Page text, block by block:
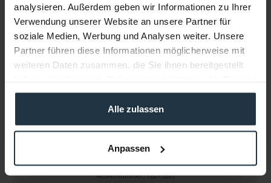
analysieren. Außerdem geben wir Informationen zu Ihrer
Verwendung unserer Website an unsere Partner für
soziale Medien, Werbung und Analysen weiter. Unsere
Partner führen diese Informationen möglicherweise mit
weiteren Daten zusammen, die Sie ihnen bereitgestellt
gesammelt haben.
Alle zulassen
Anpassen
Weitere Artikel von GreenGo ansehen
Green-GO GGO-INTERFACEX
INTERFACEX 19" Audio-Interface
Artikelnummer: 12273201